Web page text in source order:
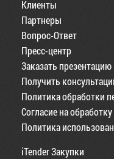
Клиенты
Партнеры
Вопрос-Ответ
Пресс-центр
Заказать презентацию
Получить
Политика обработки
Согласие на
Политика
iTender Закупки